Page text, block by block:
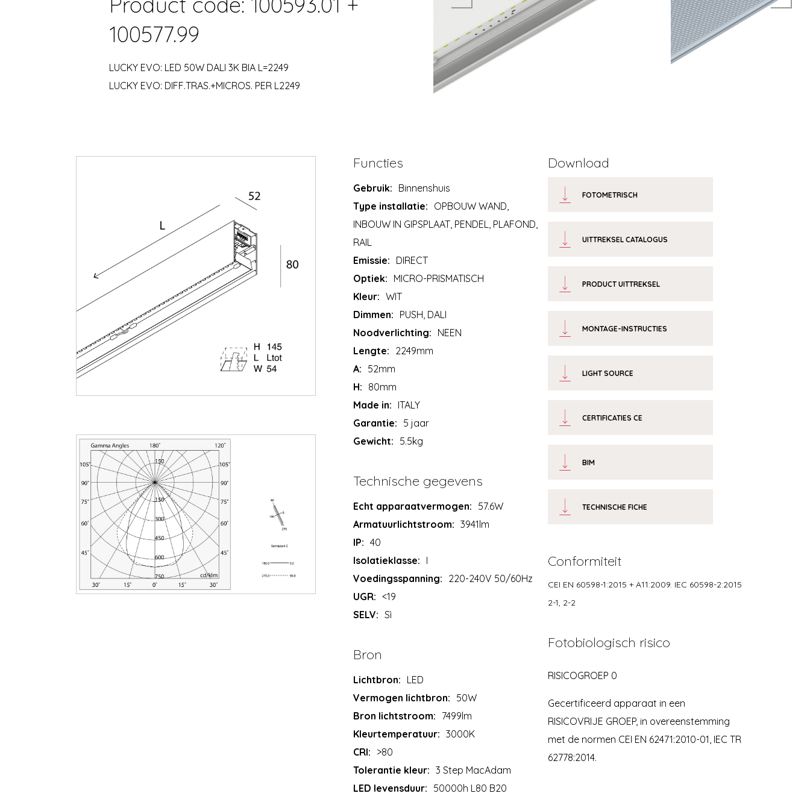
100577.99
LUCKY EVO: LED 50W DALI 3K BIA L=2249
LUCKY EVO: DIFF.TRAS.+MICROS. PER L2249
Functies
Gebruik: Binnenshuis
Type installatie: OPBOUW WAND,
INBOUW IN GIPSPLAAT, PENDEL, PLAFOND,
RAIL
Emissie: DIRECT
Optiek: MICRO-PRISMATISCH
Kleur: WIT
Dimmen: PUSH, DALI
Noodverlichting: NEEN
Lengte: 2249mm
A: 52mm
H: 80mm
Made in: ITALY
Garantie: 5 jaar
Gewicht: 5.5kg
Technische gegevens
Echt apparaatvermogen: 57.6W
Armatuurlichtstroom: 3941lm
IP: 40
Isolatieklasse: I
Voedingsspanning: 220-240V 50/60Hz
UGR: <19
SELV: Sì
Bron
Lichtbron: LED
Vermogen lichtbron: 50W
Bron lichtstroom: 7499lm
Kleurtemperatuur: 3000K
CRI: >80
Tolerantie kleur: 3 Step MacAdam
LED levensduur: 50000h L80 B20
Download
FOTOMETRISCH
UITTREKSEL CATALOGUS
PRODUCT UITTREKSEL
MONTAGE-INSTRUCTIES
LIGHT SOURCE
CERTIFICATIES CE
BIM
TECHNISCHE FICHE
Conformiteit
CEI EN 60598-1:2015 + A11:2009. IEC 60598-2:2015
2-1, 2-2
Fotobiologisch risico
RISICOGROEP 0
Gecertificeerd apparaat in een
RISICOVRIJE GROEP, in overeenstemming
met de normen CEI EN 62471:2010-01, IEC TR
62778:2014.